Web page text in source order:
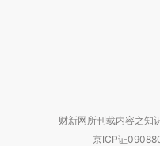
财新网所刊载内容之知
京ICP证